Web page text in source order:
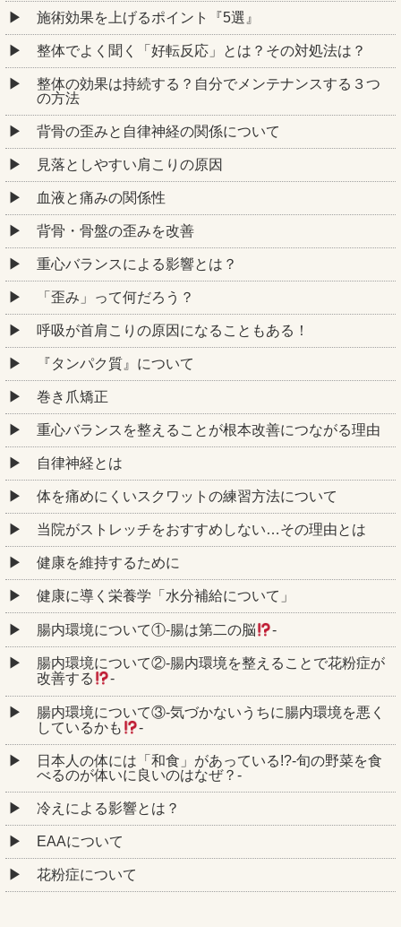
施術効果を上げるポイント『5選』
整体でよく聞く「好転反応」とは？その対処法は？
整体の効果は持続する？自分でメンテナンスする３つ
の方法
背骨の歪みと自律神経の関係について
見落としやすい肩こりの原因
血液と痛みの関係性
背骨・骨盤の歪みを改善
重心バランスによる影響とは？
「歪み」って何だろう？
呼吸が首肩こりの原因になることもある！
『タンパク質』について
巻き爪矯正
重心バランスを整えることが根本改善につながる理由
自律神経とは
体を痛めにくいスクワットの練習方法について
当院がストレッチをおすすめしない…その理由とは
健康を維持するために
健康に導く栄養学「水分補給について」
腸内環境について①‐腸は第二の脳 ‐
腸内環境について②‐腸内環境を整えることで花粉症が
改善する
‐
腸内環境について③‐気づかないうちに腸内環境を悪く
しているかも
‐
日本人の体には「和食」があっている!?-旬の野菜を食
べるのが体いに良いのはなぜ？-
冷えによる影響とは？
EAAについて
花粉症について